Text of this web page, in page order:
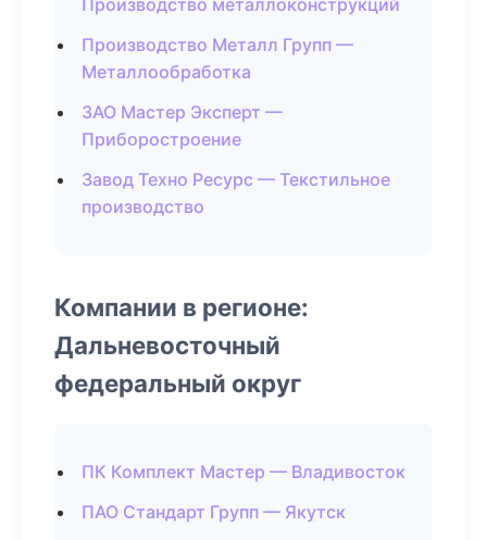
Производство металлоконструкций
Производство Металл Групп —
Металлообработка
ЗАО Мастер Эксперт —
Приборостроение
Завод Техно Ресурс — Текстильное
производство
Компании в регионе:
Дальневосточный
федеральный округ
ПК Комплект Мастер — Владивосток
ПАО Стандарт Групп — Якутск